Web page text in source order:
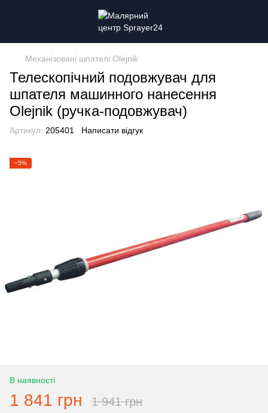
Механізовані шпателі Olejnik
Телескопічний подовжувач для
шпателя машинного нанесення
Olejnik (ручка-подовжувач)
Артикул: 205401 Написати відгук
−5%
В наявності
1 841 грн 1 941 грн